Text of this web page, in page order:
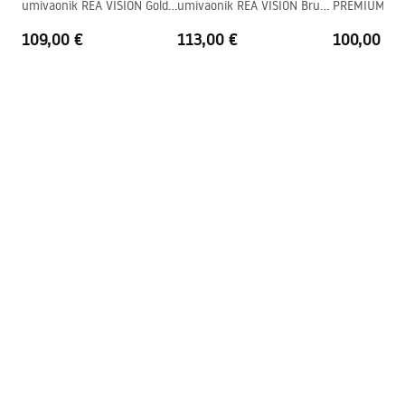
umivaonik REA VISION Gold
109,00 €
umivaonik REA VISION Brush
113,00 €
PREMIUM
100,00 €